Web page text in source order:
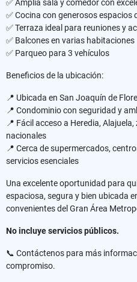
✅ Amplia sala y comedor con
✅ Cocina con generosos espacios
✅ Terraza ideal para reuniones y
✅ Balcones en varias habitaciones
✅ Parqueo para 3 vehículos
Beneficios de la ubicación:
📍 Ubicada en San Joaquín de
📍 Condominio con seguridad y
📍 Fácil acceso a Heredia,
nacionales
📍 Cerca de supermercados,
servicios esenciales
Una excelente oportunidad para
espaciosa, segura y bien ubicada
convenientes del Gran Área
No incluye servicios públicos.
📞 Contáctenos para más
compromiso.